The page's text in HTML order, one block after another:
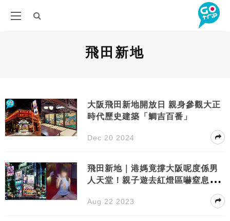
飛田新地
大阪飛田新地開放日 親身參觀大正
時代歷史建築「鯛吉百番」
Dec 20 2024
飛田新地｜港媽竟撐大阪呢度係男
人天堂！親子遊去紅燈區嚇窒息網
Aug 22 2023